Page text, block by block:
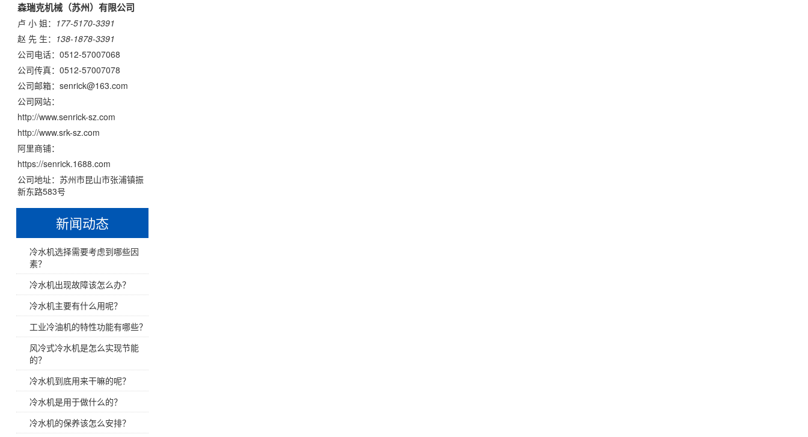
森瑞克机械（苏州）有限公司
卢 小 姐： 177-5170-3391
赵 先 生： 138-1878-3391
公司电话： 0512-57007068
公司传真： 0512-57007078
公司邮箱： senrick@163.com
公司网站：
http://www.senrick-sz.com
http://www.srk-sz.com
阿里商铺：
https://senrick.1688.com
公司地址： 苏州市昆山市张浦镇振
新东路583号
新闻动态
冷水机选择需要考虑到哪些因
素？
冷水机出现故障该怎么办？
冷水机主要有什么用呢？
工业冷油机的特性功能有哪些？
风冷式冷水机是怎么实现节能
的？
冷水机到底用来干嘛的呢？
冷水机是用于做什么的？
冷水机的保养该怎么安排？